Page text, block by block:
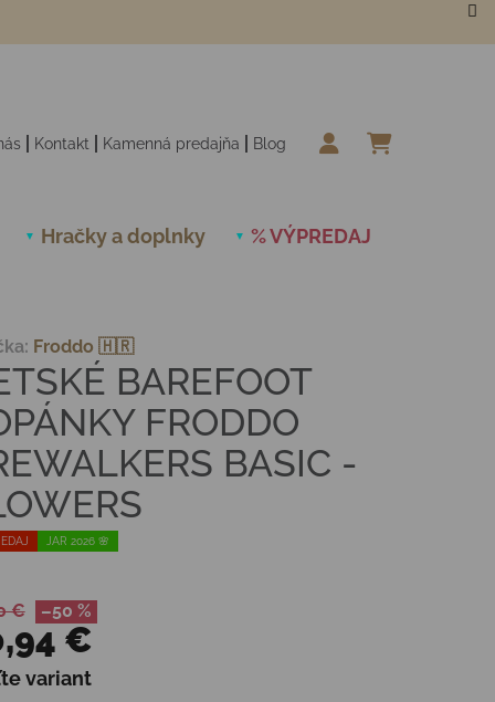
Kontakt Kamenná predajňa Blog
Hračky a doplnky % VÝPREDAJ
JAR 2026 🌸
BAREFOOT
FRODDO
BASIC -
Froddo 🇭🇷
€ –50 %
€
cena:
variant